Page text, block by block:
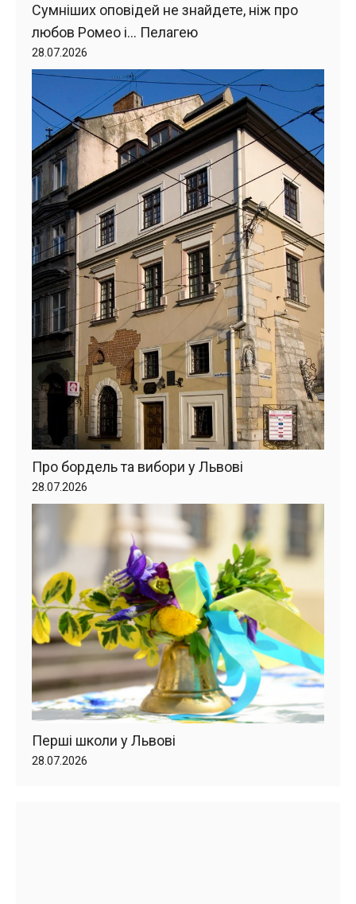
Сумніших оповідей не знайдете, ніж про
любов Ромео і… Пелагею
28.07.2026
Про бордель та вибори у Львові
28.07.2026
Перші школи у Львові
28.07.2026